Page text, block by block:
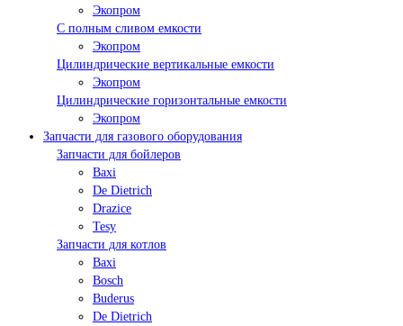
Экопром
С полным сливом емкости
Экопром
Цилиндрические вертикальные емкости
Экопром
Цилиндрические горизонтальные емкости
Экопром
Запчасти для газового оборудования
Запчасти для бойлеров
Baxi
De Dietrich
Drazice
Tesy
Запчасти для котлов
Baxi
Bosch
Buderus
De Dietrich